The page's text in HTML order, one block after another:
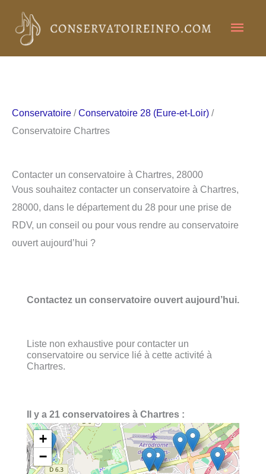
contenu
Conservatoire /Conservatoire 28 (Eure-et-Loir) /
Conservatoire Chartres
Contacter un conservatoire à Chartres, 28000
Vous souhaitez contacter un conservatoire à Chartres,
28000, dans le département du 28 pour une prise de
RDV, un conseil ou pour vous rendre au conservatoire
ouvert aujourd’hui ?
Contactez un conservatoire ouvert aujourd’hui.
Liste non exhaustive pour contacter un
conservatoire ou service lié à cette activité à
Chartres.
Il y a 21 conservatoires à Chartres :
+
−